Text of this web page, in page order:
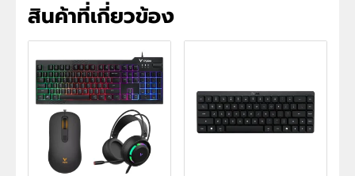
สินค้าที่เกี่ยวข้อง